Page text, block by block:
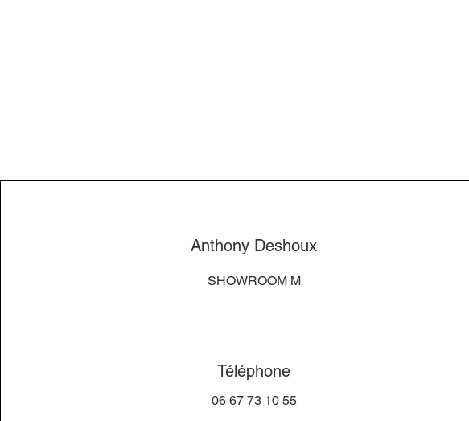
Anthony Deshoux
SHOWROOM M
Téléphone
06 67 73 10 55